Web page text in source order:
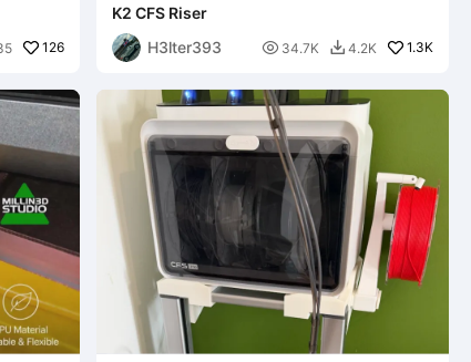
126
K2 CFS Riser
H3lter393
 34.7K  4.2K 1.3K